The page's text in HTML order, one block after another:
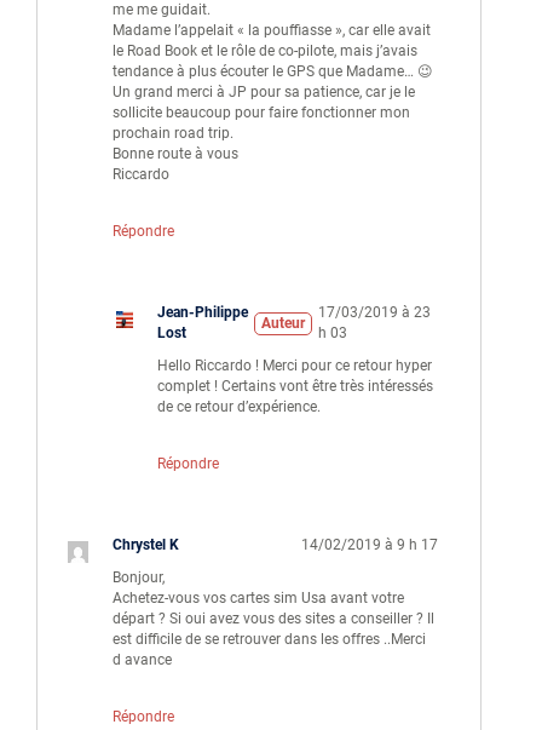
me me guidait.
Madame l’appelait « la pouffiasse », car elle avait
le Road Book et le rôle de co-pilote, mais j’avais
tendance à plus écouter le GPS que Madame… 😉
Un grand merci à JP pour sa patience, car je le
sollicite beaucoup pour faire fonctionner mon
prochain road trip.
Bonne route à vous
Riccardo
Répondre
Jean-Philippe
Lost
Auteur
17/03/2019 à 23
h 03
Hello Riccardo ! Merci pour ce retour hyper
complet ! Certains vont être très intéressés
de ce retour d’expérience.
Répondre
Chrystel K
14/02/2019 à 9 h 17
Bonjour,
Achetez-vous vos cartes sim Usa avant votre
départ ? Si oui avez vous des sites a conseiller ? Il
est difficile de se retrouver dans les offres ..Merci
d avance
Répondre